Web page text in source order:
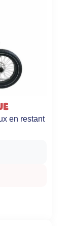
en restant